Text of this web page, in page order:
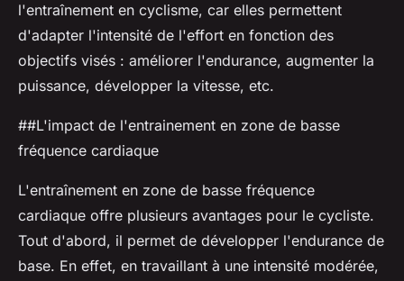
l'entraînement en cyclisme, car elles permettent
d'adapter l'intensité de l'effort en fonction des
objectifs visés : améliorer l'endurance, augmenter la
puissance, développer la vitesse, etc.
##L'impact de l'entrainement en zone de basse
fréquence cardiaque
L'entraînement en zone de basse fréquence
cardiaque offre plusieurs avantages pour le cycliste.
Tout d'abord, il permet de développer l'endurance de
base. En effet, en travaillant à une intensité modérée,